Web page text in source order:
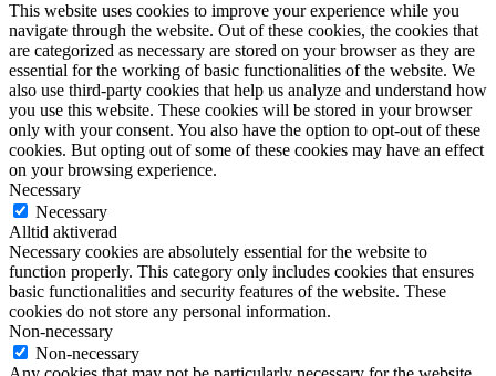
This website uses cookies to improve your experience while you
navigate through the website. Out of these cookies, the cookies that
are categorized as necessary are stored on your browser as they are
essential for the working of basic functionalities of the website. We
also use third-party cookies that help us analyze and understand how
you use this website. These cookies will be stored in your browser
only with your consent. You also have the option to opt-out of these
cookies. But opting out of some of these cookies may have an effect
on your browsing experience.
Necessary
Necessary
Alltid aktiverad
Necessary cookies are absolutely essential for the website to
function properly. This category only includes cookies that ensures
basic functionalities and security features of the website. These
cookies do not store any personal information.
Non-necessary
Non-necessary